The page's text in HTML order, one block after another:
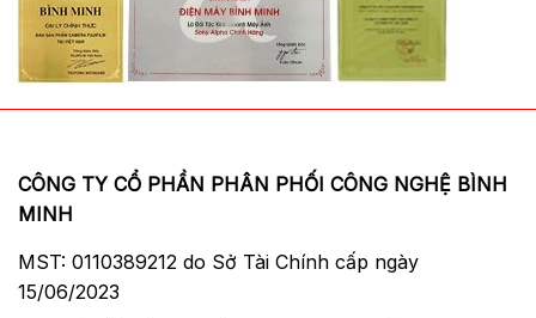
CÔNG TY CỔ PHẦN PHÂN PHỐI CÔNG NGHỆ BÌNH
MINH
MST: 0110389212 do Sở Tài Chính cấp ngày
15/06/2023